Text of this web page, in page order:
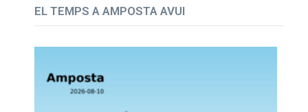
EL TEMPS A AMPOSTA AVUI